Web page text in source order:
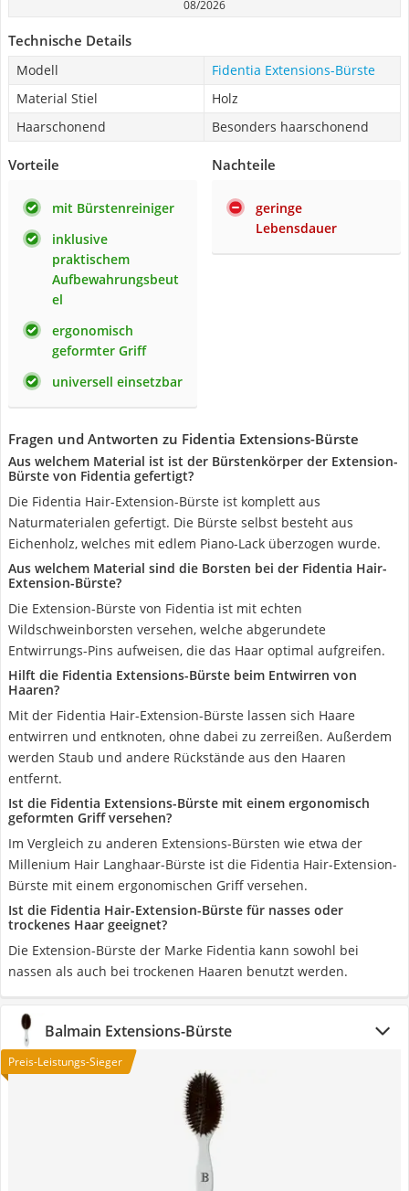
08/2026
Technische Details
Modell
Fidentia Extensions-Bürste
Material Stiel
Holz
Haarschonend
Besonders haarschonend
Vorteile
mit Bürstenreiniger
inklusive
praktischem
Aufbewahrungsbeut
el
ergonomisch
geformter Griff
universell einsetzbar
Nachteile
geringe
Lebensdauer
Fragen und Antworten zu Fidentia Extensions-Bürste
Aus welchem Material ist ist der Bürstenkörper der Extension-
Bürste von Fidentia gefertigt?
Die Fidentia Hair-Extension-Bürste ist komplett aus
Naturmaterialen gefertigt. Die Bürste selbst besteht aus
Eichenholz, welches mit edlem Piano-Lack überzogen wurde.
Aus welchem Material sind die Borsten bei der Fidentia Hair-
Extension-Bürste?
Die Extension-Bürste von Fidentia ist mit echten
Wildschweinborsten versehen, welche abgerundete
Entwirrungs-Pins aufweisen, die das Haar optimal aufgreifen.
Hilft die Fidentia Extensions-Bürste beim Entwirren von
Haaren?
Mit der Fidentia Hair-Extension-Bürste lassen sich Haare
entwirren und entknoten, ohne dabei zu zerreißen. Außerdem
werden Staub und andere Rückstände aus den Haaren
entfernt.
Ist die Fidentia Extensions-Bürste mit einem ergonomisch
geformten Griff versehen?
Im Vergleich zu anderen Extensions-Bürsten wie etwa der
Millenium Hair Langhaar-Bürste ist die Fidentia Hair-Extension-
Bürste mit einem ergonomischen Griff versehen.
Ist die Fidentia Hair-Extension-Bürste für nasses oder
trockenes Haar geeignet?
Die Extension-Bürste der Marke Fidentia kann sowohl bei
nassen als auch bei trockenen Haaren benutzt werden.
Balmain Extensions-Bürste
Preis-Leistungs-Sieger